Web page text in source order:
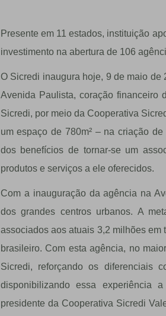
Presente em 11 estados, instituição
investimento na abertura de 106
O Sicredi inaugura hoje, 9 de maio
Avenida Paulista, coração financeiro
Sicredi, por meio da Cooperativa
um espaço de 780m² – na criação
dos benefícios de tornar-se um
produtos e serviços a ele oferecidos.
Com a inauguração da agência na
dos grandes centros urbanos. A
associados aos atuais 3,2 milhões em
brasileiro. Com esta agência, no
Sicredi, reforçando os diferenciais
disponibilizando essa experiência
presidente da Cooperativa Sicredi